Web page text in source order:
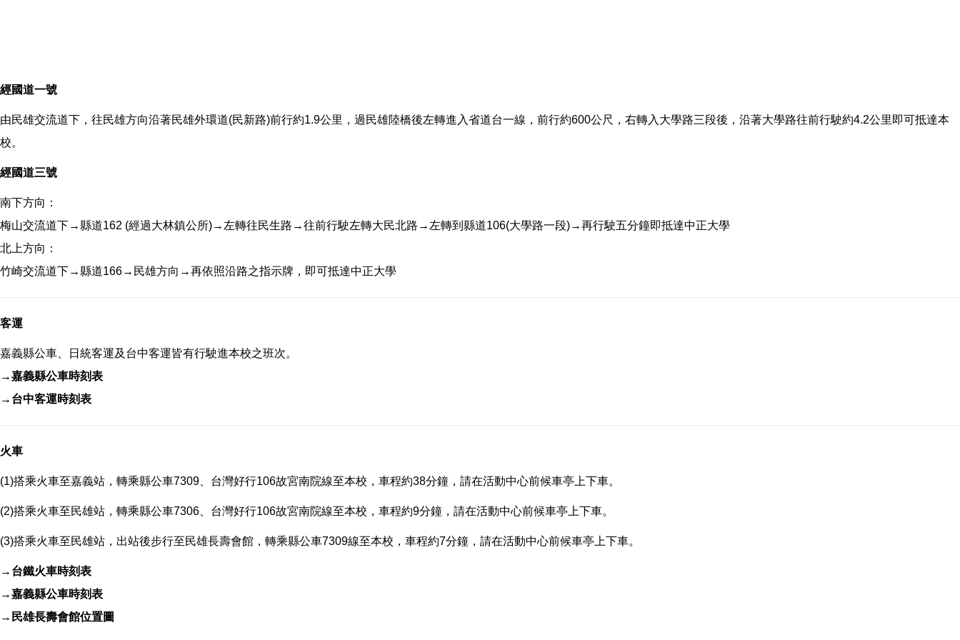
經國道一號
由民雄交流道下，往民雄方向沿著民雄外環道(民新路)前行約1.9公里，過民雄陸橋後左轉進入省道台一線，前行約600公尺，右轉入大學路三段後，沿著大學路往前行駛約4.2公里即可抵達本
校。
經國道三號
南下方向：
梅山交流道下→縣道162 (經過大林鎮公所)→左轉往民生路→往前行駛左轉大民北路→左轉到縣道106(大學路一段)→再行駛五分鐘即抵達中正大學
北上方向：
竹崎交流道下→縣道166→民雄方向→再依照沿路之指示牌，即可抵達中正大學
客運
嘉義縣公車、日統客運及台中客運皆有行駛進本校之班次。
→嘉義縣公車時刻表
→台中客運時刻表
火車
(1)搭乘火車至嘉義站，轉乘縣公車7309、台灣好行106故宮南院線至本校，車程約38分鐘，請在活動中心前候車亭上下車。
(2)搭乘火車至民雄站，轉乘縣公車7306、台灣好行106故宮南院線至本校，車程約9分鐘，請在活動中心前候車亭上下車。
(3)搭乘火車至民雄站，出站後步行至民雄長壽會館，轉乘縣公車7309線至本校，車程約7分鐘，請在活動中心前候車亭上下車。
→台鐵火車時刻表
→嘉義縣公車時刻表
→民雄長壽會館位置圖